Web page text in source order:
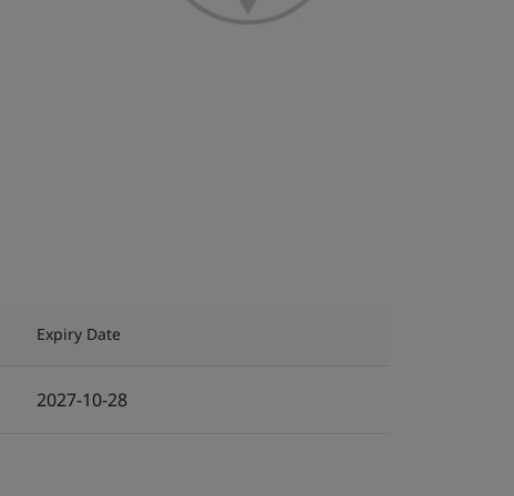
Expiry Date
2027-10-28